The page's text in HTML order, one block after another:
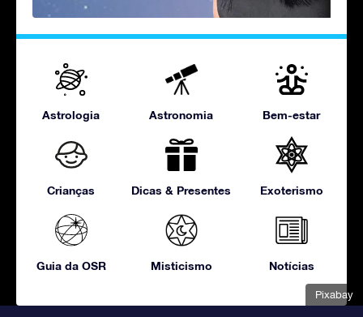
Pixabay
Astrologia Astronomia Bem-estar
Crianças Dicas & Presentes Exoterismo
Guia da OSR Misticismo Notícias